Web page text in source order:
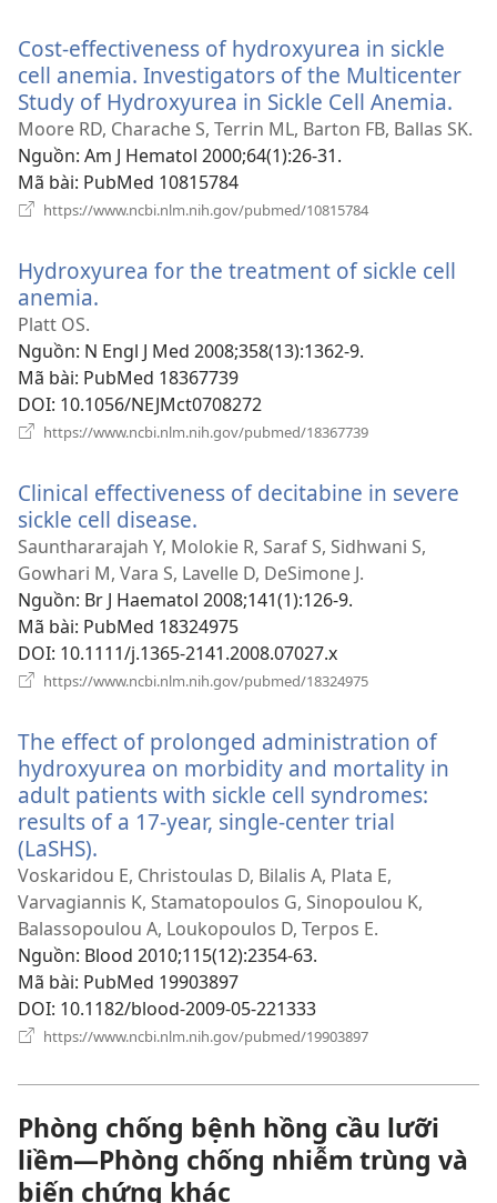
mới)
Cost-effectiveness of hydroxyurea in sickle
cell anemia. Investigators of the Multicenter
Study of Hydroxyurea in Sickle Cell Anemia.
cửa
Moore RD, Charache S, Terrin ML, Barton FB, Ballas SK.
Nguồn‎: Am J Hematol 2000;64(1):26-31.
Mã bài‎: PubMed 10815784
https://www.ncbi.nlm.nih.gov/pubmed/10815784
mới)
Hydroxyurea for the treatment of sickle cell
anemia.
sổ
mới)
Platt OS.
Nguồn‎: N Engl J Med 2008;358(13):1362-9.
Mã bài‎: PubMed 18367739
DOI‎: 10.1056/NEJMct0708272
https://www.ncbi.nlm.nih.gov/pubmed/18367739
mới)
Clinical effectiveness of decitabine in severe
sickle cell disease.
cửa
sổ
mới)
Saunthararajah Y, Molokie R, Saraf S, Sidhwani S,
Gowhari M, Vara S, Lavelle D, DeSimone J.
Nguồn‎: Br J Haematol 2008;141(1):126-9.
Mã bài‎: PubMed 18324975
DOI‎: 10.1111/j.1365-2141.2008.07027.x
https://www.ncbi.nlm.nih.gov/pubmed/18324975
mới)
The effect of prolonged administration of
hydroxyurea on morbidity and mortality in
adult patients with sickle cell syndromes:
results of a 17-year, single-center trial
(LaSHS).
cửa
sổ
mới)
Voskaridou E, Christoulas D, Bilalis A, Plata E,
Varvagiannis K, Stamatopoulos G, Sinopoulou K,
Balassopoulou A, Loukopoulos D, Terpos E.
Nguồn‎: Blood 2010;115(12):2354-63.
Mã bài‎: PubMed 19903897
DOI‎: 10.1182/blood-2009-05-221333
https://www.ncbi.nlm.nih.gov/pubmed/19903897
Phòng chống bệnh hồng cầu lưỡi
liềm—Phòng chống nhiễm trùng và
biến chứng khác